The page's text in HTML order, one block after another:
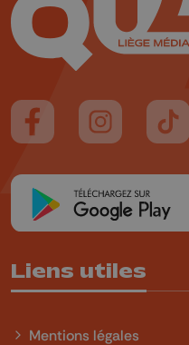
Suivez-nous surSuivez-nous
Liens utiles
Mentions légales